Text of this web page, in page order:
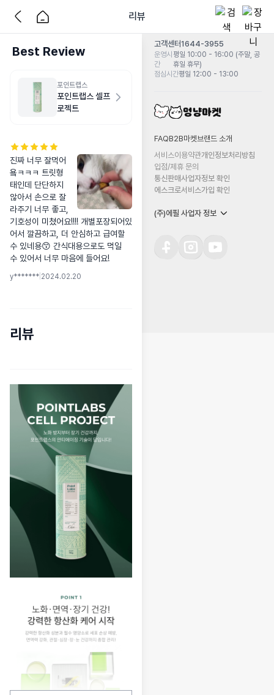
리뷰
Best Review
포인트랩스
포인트랩스 셀프
로젝트
진짜 너무 잘먹어
욬ㅋㅋㅋ 트릿형
태인데 단단하지
않아서 손으로 잘
라주기 너무 좋고,
기호성이 미쳤어요!!!! 개별포장되어있
어서 깔끔하고, 더 안심하고 급여할
수 있네용😙 간식대용으로도 먹일
수 있어서 너무 마음에 들어요!
y******* 2024.02.20
리뷰
고객센터1644-3955
운영시
간
평일 10:00 - 16:00 (주말, 공
휴일 휴무)
점심시간평일 12:00 - 13:00
FAQB2B마켓 브랜드 소개
서비스이용약관개인정보처리방침
입점/제휴 문의
통신판매사업자정보 확인
에스크로서비스가입 확인
(주)에필 사업자 정보